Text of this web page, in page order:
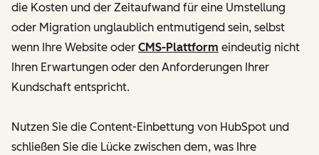
die Kosten und der Zeitaufwand für eine Umstellung
oder Migration unglaublich entmutigend sein, selbst
wenn Ihre Website oder CMS-Plattform eindeutig nicht
Ihren Erwartungen oder den Anforderungen Ihrer
Kundschaft entspricht.
Nutzen Sie die Content-Einbettung von HubSpot und
schließen Sie die Lücke zwischen dem, was Ihre